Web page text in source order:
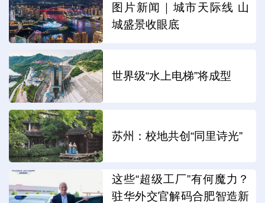
图片新闻｜城市天际线 山
城盛景收眼底
世界级“水上电梯”将成型
苏州：校地共创“同里诗光”
这些“超级工厂”有何魔力？
驻华外交官解码合肥智造新